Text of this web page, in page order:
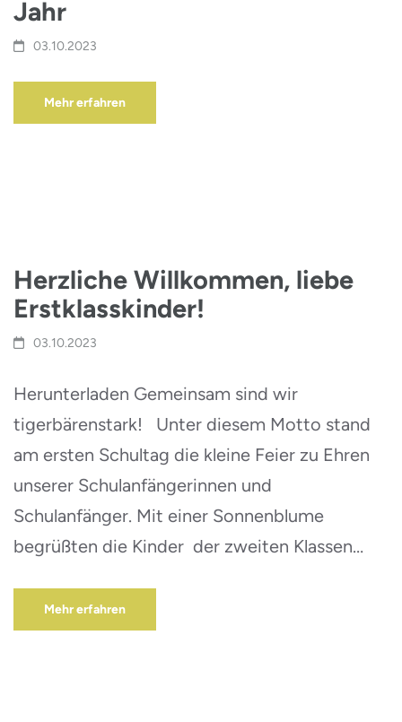
Jahr
03.10.2023
Mehr erfahren
Herzliche Willkommen, liebe
Erstklasskinder!
03.10.2023
Herunterladen Gemeinsam sind wir
tigerbärenstark! Unter diesem Motto stand
am ersten Schultag die kleine Feier zu Ehren
unserer Schulanfängerinnen und
Schulanfänger. Mit einer Sonnenblume
begrüßten die Kinder der zweiten Klassen…
Mehr erfahren